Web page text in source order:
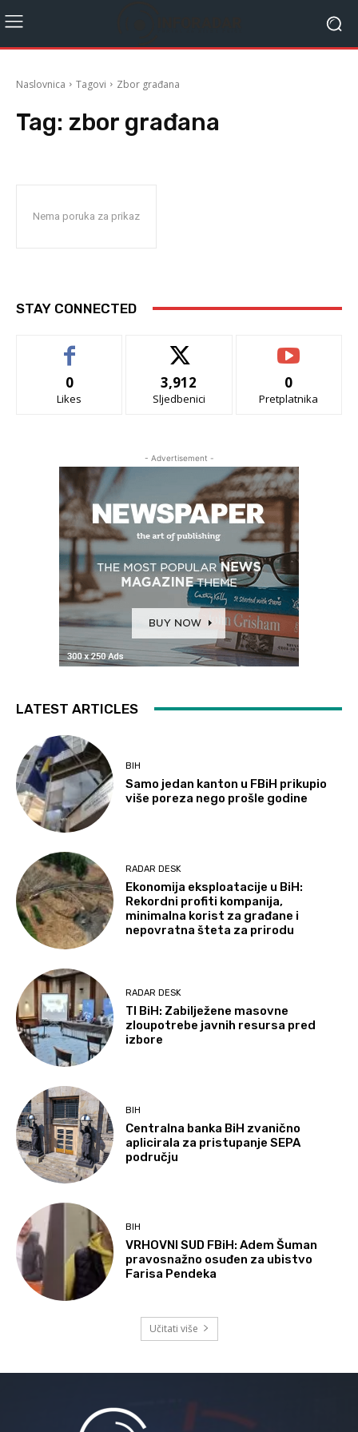
Naslovnica Tagovi Zbor građana
Tag: zbor građana
Nema poruka za prikaz
STAY CONNECTED
0
Likes
3,912
Sljedbenici
0
Pretplatnika
- Advertisement -
LATEST ARTICLES
BIH
Samo jedan kanton u FBiH prikupio
više poreza nego prošle godine
RADAR DESK
Ekonomija eksploatacije u BiH:
Rekordni profiti kompanija,
minimalna korist za građane i
nepovratna šteta za prirodu
RADAR DESK
TI BiH: Zabilježene masovne
zloupotrebe javnih resursa pred
izbore
BIH
Centralna banka BiH zvanično
aplicirala za pristupanje SEPA
području
BIH
VRHOVNI SUD FBiH: Adem Šuman
pravosnažno osuđen za ubistvo
Farisa Pendeka
Učitati više